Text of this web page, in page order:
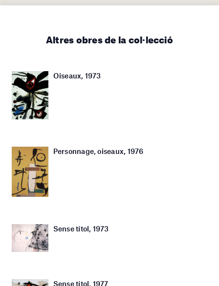
Altres obres de la col·lecció
Oiseaux, 1973
Personnage, oiseaux, 1976
Sense títol, 1973
Sense títol, 1977